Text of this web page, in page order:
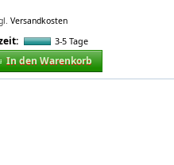
Versandkosten
3-5 Tage
In den Warenkorb